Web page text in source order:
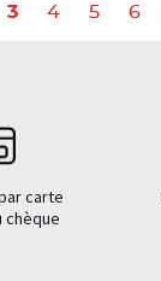
3 4 5 6
carte
chèque